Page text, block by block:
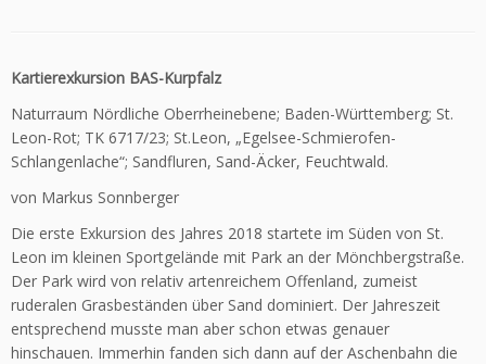
Kartierexkursion BAS-Kurpfalz
Naturraum Nördliche Oberrheinebene; Baden-Württemberg; St.
Leon-Rot; TK 6717/23; St.Leon, „Egelsee-Schmierofen-
Schlangenlache“; Sandfluren, Sand-Äcker, Feuchtwald.
von Markus Sonnberger
Die erste Exkursion des Jahres 2018 startete im Süden von St.
Leon im kleinen Sportgelände mit Park an der Mönchbergstraße.
Der Park wird von relativ artenreichem Offenland, zumeist
ruderalen Grasbeständen über Sand dominiert. Der Jahreszeit
entsprechend musste man aber schon etwas genauer
hinschauen. Immerhin fanden sich dann auf der Aschenbahn die